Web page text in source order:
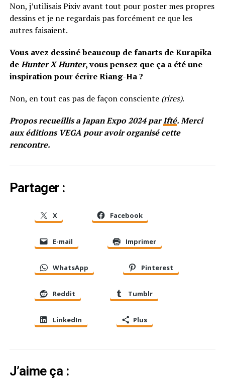
Non, j’utilisais Pixiv avant tout pour poster mes propres
dessins et je ne regardais pas forcément ce que les
autres faisaient.
Vous avez dessiné beaucoup de fanarts de Kurapika
deHunter X Hunter, vous pensez que ça a été une
inspiration pour écrire Riang-Ha ?
Non, en tout cas pas de façon consciente (rires).
Propos recueillis a Japan Expo 2024 parIfté. Merci
aux éditions VEGA pour avoir organisé cette
rencontre.
Partager :
X Facebook
E-mail Imprimer
WhatsApp Pinterest
Reddit Tumblr
LinkedIn Plus
J’aime ça :